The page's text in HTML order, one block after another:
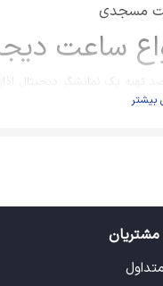
مسجدی
ساعت
تهیه یک نمایشگر دیجیتال
بهترین ساعت دیجیتال اذان گو
نمایش ساعت، تاریخ، دما، روز
نمایش ذکر روز، مناسبت های
نمایش متن روان دلخواه
بیشتر